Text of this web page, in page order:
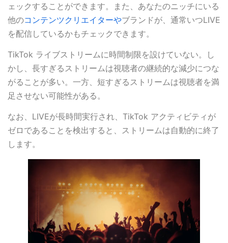
ェックすることができます。また、あなたのニッチにいる
他のコンテンツクリエイターやブランドが、通常いつLIVE
を配信しているかもチェックできます。
TikTok ライブストリームに時間制限を設けていない。し
かし、長すぎるストリームは視聴者の継続的な減少につな
がることが多い。一方、短すぎるストリームは視聴者を満
足させない可能性がある。
なお、LIVEが長時間実行され、TikTok アクティビティが
ゼロであることを検出すると、ストリームは自動的に終了
します。